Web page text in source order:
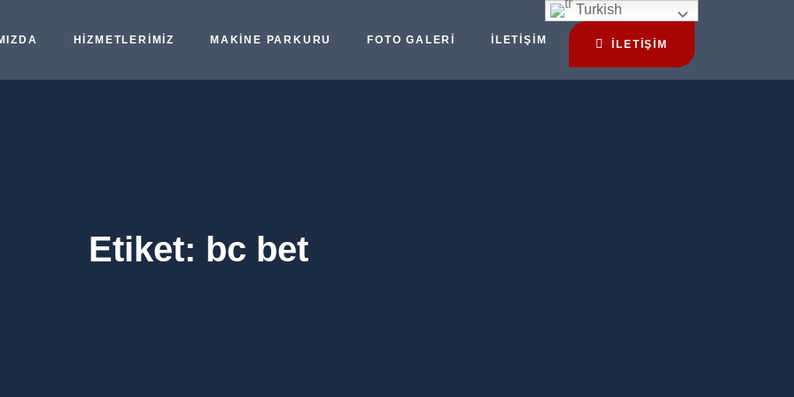
HIZMETLERIMIZ MAKINE PARKURU FOTO GALERI İLETIŞIM İLETİŞİM
Etiket: bc bet
Turkish